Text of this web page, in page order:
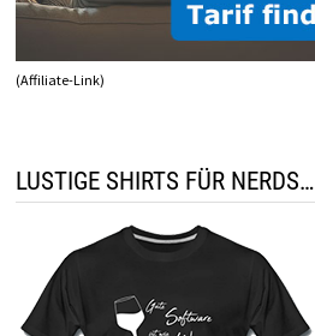
(Affiliate-Link)
LUSTIGE SHIRTS FÜR NERDS…